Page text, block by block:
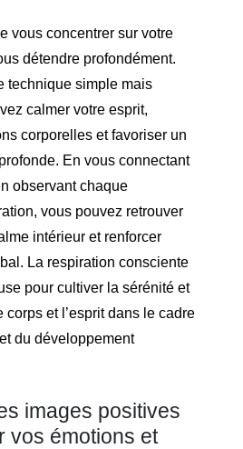
vous concentrer sur votre
détendre profondément.
technique simple mais
calmer votre esprit,
corporelles et favoriser un
En vous connectant
observant chaque
vous pouvez retrouver
intérieur et renforcer
La respiration consciente
pour cultiver la sérénité et
corps et l’esprit dans le cadre
du développement
images positives
vos émotions et